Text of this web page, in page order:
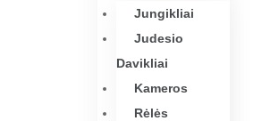
Jungikliai
Judesio
Davikliai
Kameros
Rėlės